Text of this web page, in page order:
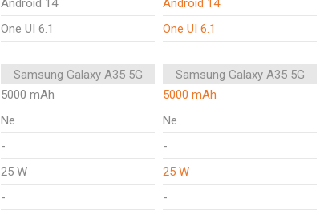
Android 14 Android 14
One UI 6.1 One UI 6.1
Samsung Galaxy A35 5G Samsung Galaxy A35 5G
5000 mAh 5000 mAh
Ne Ne
- -
25 W 25 W
- -